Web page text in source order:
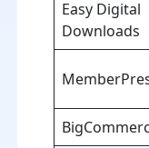
Easy Digital
Downloads